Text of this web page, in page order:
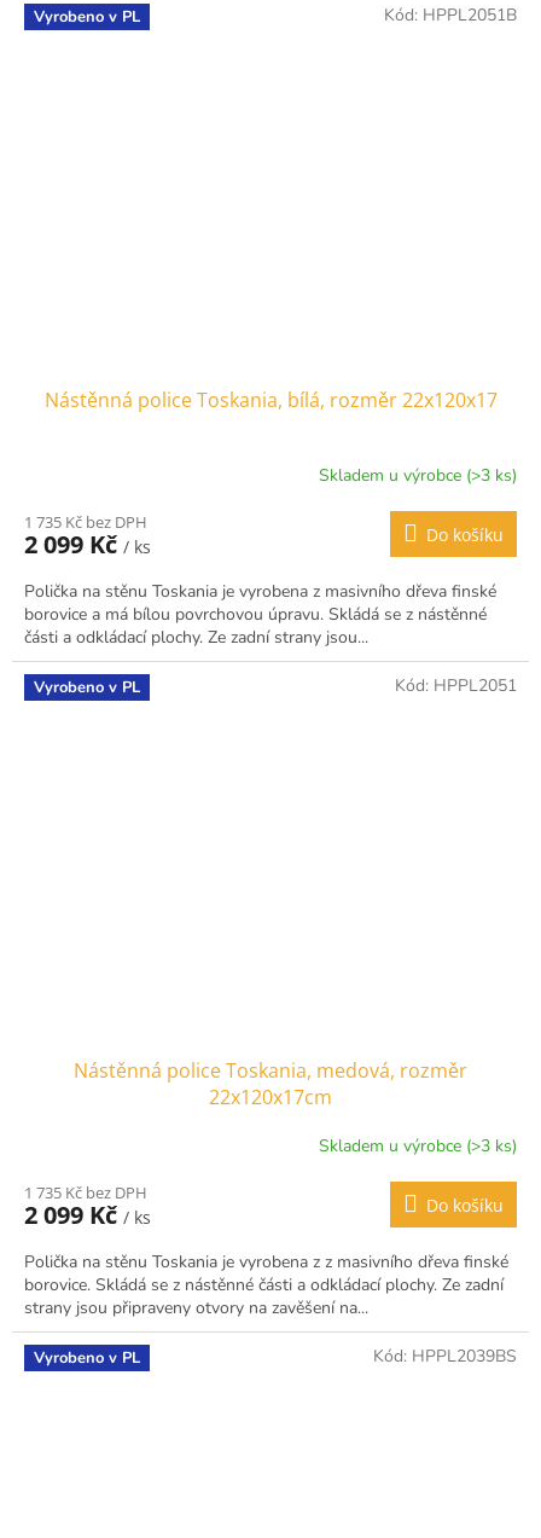
Vyrobeno v PL
Nástěnná police Toskania, bílá, rozměr 22x120x17
Skladem u výrobce (>3 ks)
1 735 Kč bez DPH
2 099 Kč / ks
Do košíku
Polička na stěnu Toskania je vyrobena z masivního dřeva finské
borovice a má bílou povrchovou úpravu. Skládá se z nástěnné
části a odkládací plochy. Ze zadní strany jsou...
Kód: HPPL2051B
Vyrobeno v PL
Nástěnná police Toskania, medová, rozměr
22x120x17cm
Skladem u výrobce (>3 ks)
1 735 Kč bez DPH
2 099 Kč / ks
Do košíku
Polička na stěnu Toskania je vyrobena z z masivního dřeva finské
borovice. Skládá se z nástěnné části a odkládací plochy. Ze zadní
strany jsou připraveny otvory na zavěšení na...
Kód: HPPL2051
Vyrobeno v PL Kód: HPPL2039BS